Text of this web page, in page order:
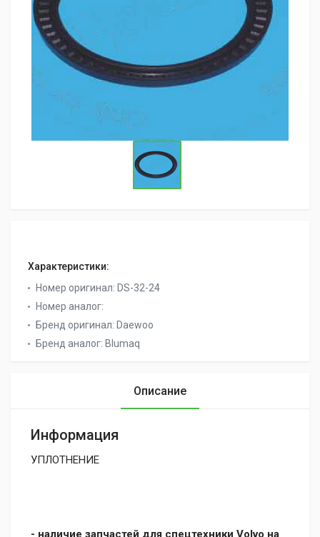
Характеристики:
Номер оригинал: DS-32-24
Номер аналог:
Бренд оригинал: Daewoo
Бренд аналог: Blumaq
Описание
Информация
УПЛОТНЕНИЕ
- наличие запчастей для спецтехники Volvo на